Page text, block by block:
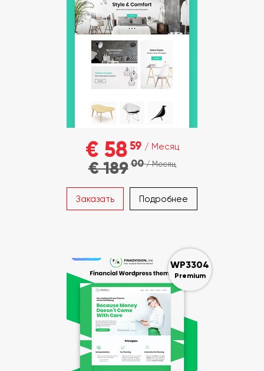
€ 5859 / Месяц
€ 18900/ Месяц
Заказать Подробнее
WP3304
Premium